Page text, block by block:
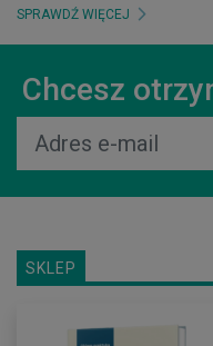
SPRAWDŹ WIĘCEJ
Chcesz
SKLEP